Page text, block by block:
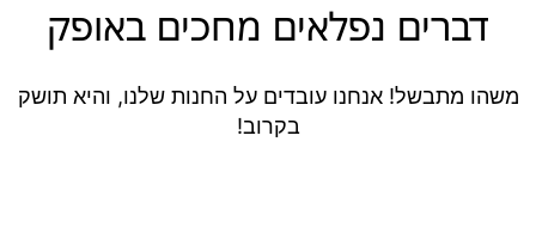
דברים נפלאים מחכים באופק
משהו מתבשל! אנחנו עובדים על החנות שלנו, והיא תושק
בקרוב!